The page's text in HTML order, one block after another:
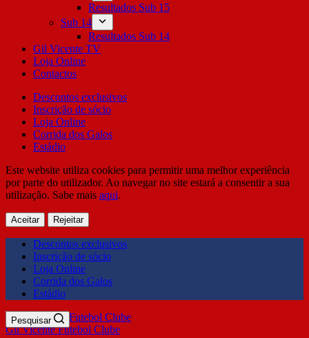
Resultados Sub 15
Sub 14
Resultados Sub 14
Gil Vicente TV
Loja Online
Contactos
Descontos exclusivos
Inscrição de sócio
Loja Online
Corrida dos Galos
Estádio
Este website utiliza cookies para permitir uma melhor experiência
por parte do utilizador. Ao navegar no site estará a consentir a sua
utilização. Sabe mais aqui.
Aceitar Rejeitar
Descontos exclusivos
Inscrição de sócio
Loja Online
Corrida dos Galos
Estádio
Gil Vicente Futebol Clube
Pesquisar